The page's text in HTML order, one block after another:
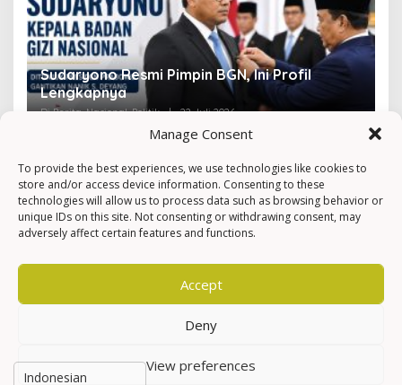
Manage Consent
To provide the best experiences, we use technologies like cookies to
store and/or access device information. Consenting to these
technologies will allow us to process data such as browsing behavior or
unique IDs on this site. Not consenting or withdrawing consent, may
adversely affect certain features and functions.
Accept
Deny
View preferences
Sudaryono Resmi Pimpin BGN, Ini Profil
Lengkapnya
Di Berita, Nasional, Politik | 22 Juli 2026 Di
Hak Cipta © Newkarma
Privacy Policy & Terms of Service
Indeks Berita